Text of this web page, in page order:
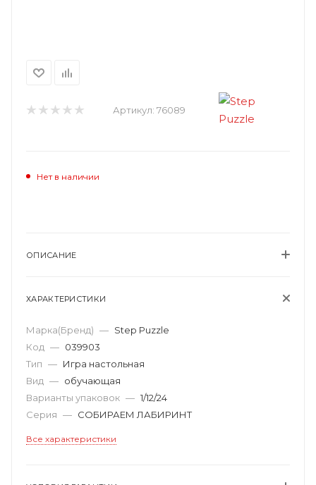
Артикул: 76089
Нет в наличии
ОПИСАНИЕ
ХАРАКТЕРИСТИКИ
Марка(Бренд) — Step Puzzle
Код — 039903
Тип — Игра настольная
Вид — обучающая
Варианты упаковок — 1/12/24
Серия — СОБИРАЕМ ЛАБИРИНТ
Все характеристики